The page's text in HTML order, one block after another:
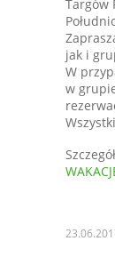
Targów
jak i
W
w